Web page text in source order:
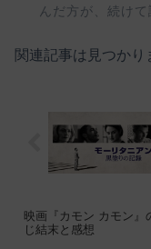
んだ方が、続けて
関連記事は見つかり
映画『カモン カモン』
じ結末と感想